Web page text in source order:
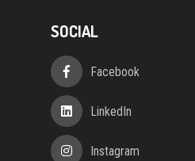
SOCIAL
Facebook
LinkedIn
Instagram